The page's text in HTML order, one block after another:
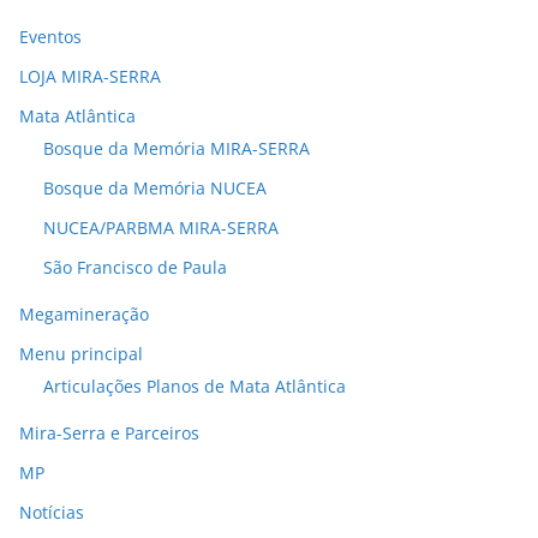
Eventos
LOJA MIRA-SERRA
Mata Atlântica
Bosque da Memória MIRA-SERRA
Bosque da Memória NUCEA
NUCEA/PARBMA MIRA-SERRA
São Francisco de Paula
Megamineração
Menu principal
Articulações Planos de Mata Atlântica
Mira-Serra e Parceiros
MP
Notícias